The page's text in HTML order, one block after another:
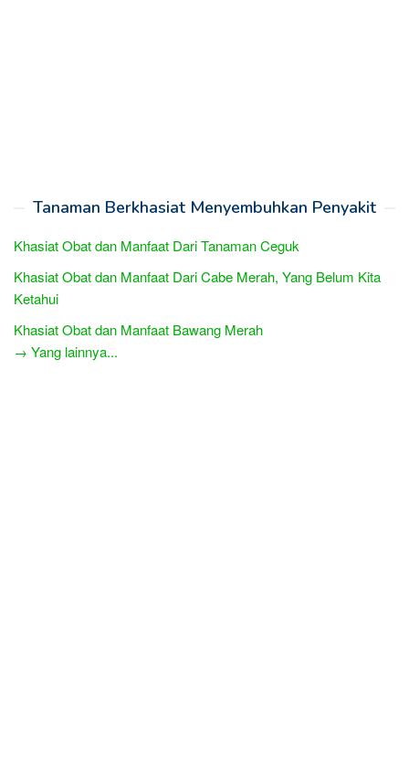
Tanaman Berkhasiat Menyembuhkan Penyakit
Khasiat Obat dan Manfaat Dari Tanaman Ceguk
Khasiat Obat dan Manfaat Dari Cabe Merah, Yang Belum Kita
Ketahui
Khasiat Obat dan Manfaat Bawang Merah
→ Yang lainnya...